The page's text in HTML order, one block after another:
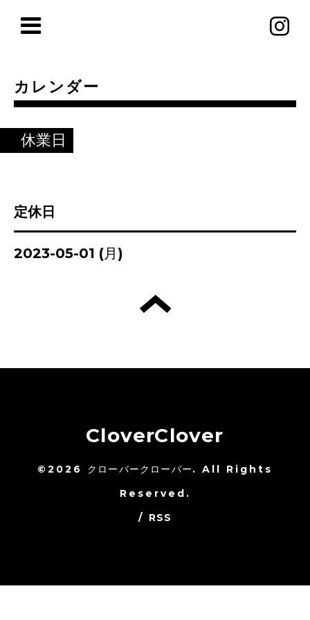
カレンダー
休業日
定休日
2023-05-01 (月)
CloverClover
©2026 クローバークローバー. All Rights
Reserved.
/ RSS